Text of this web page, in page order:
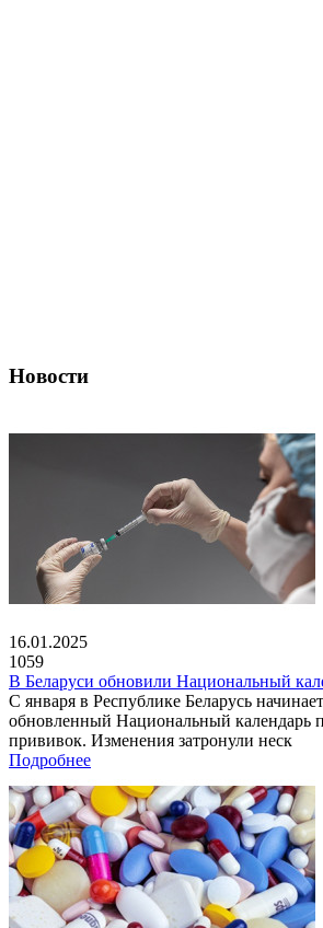
Новости
16.01.2025
1059
В Беларуси обновили Национальный
С января в Республике Беларусь
обновленный Национальный календарь
прививок. Изменения затронули неск
Подробнее